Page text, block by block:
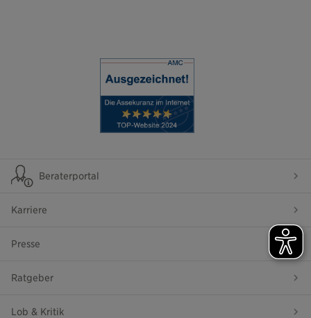
Beraterportal
Karriere
Presse
Ratgeber
Lob & Kritik